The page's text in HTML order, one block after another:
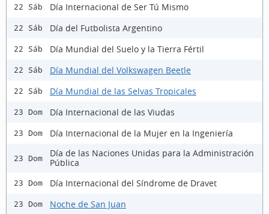
22 Sáb Día Internacional de Ser Tú Mismo
22 Sáb Día del Futbolista Argentino
22 Sáb Día Mundial del Suelo y la Tierra Fértil
22 Sáb Día Mundial del Volkswagen Beetle
22 Sáb Día Mundial de las Selvas Tropicales
23 Dom Día Internacional de las Viudas
23 Dom Día Internacional de la Mujer en la Ingeniería
23 Dom
Día de las Naciones Unidas para la Administración
Pública
23 Dom Día Internacional del Síndrome de Dravet
23 Dom Noche de San Juan